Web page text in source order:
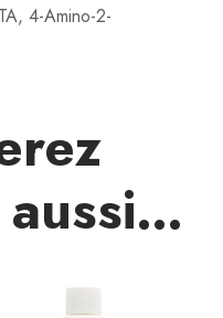
4-Amino-2-